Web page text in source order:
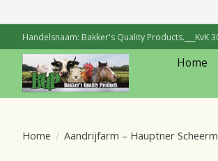
Handelsnaam: Bakker's Quality Products.___KvK
Home
Home / Aandrijfarm – Hauptner